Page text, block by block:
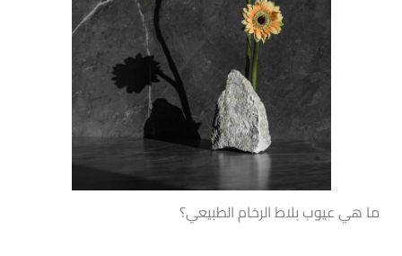
ما هي عيوب بلاط الرخام الطبيعي؟